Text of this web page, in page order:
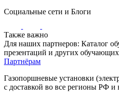
Социальные сети и Блоги
Также важно
Для наших партнеров: Каталог
презентаций и других
Партнёрам
Газопоршневые установки
с доставкой во все регионы РФ